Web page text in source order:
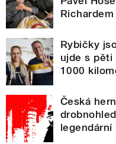
Rybičky
ujde s pěti
1000
Česká
legendární